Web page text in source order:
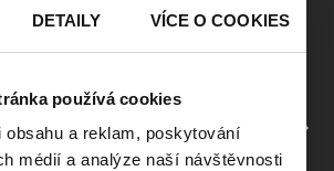
DETAILY VÍCE O COOKIES
používá cookies
obsahu a reklam, poskytování
médií a analýze naší návštěvnosti
není travesti show, ale značka
vystřídáme na jevišti
šitých kostýmů
nás dělá jedno z nejvýpravnějších
v Čechách. Při našich představeních
scéna
ZOBRAZIT NA MAPĚ